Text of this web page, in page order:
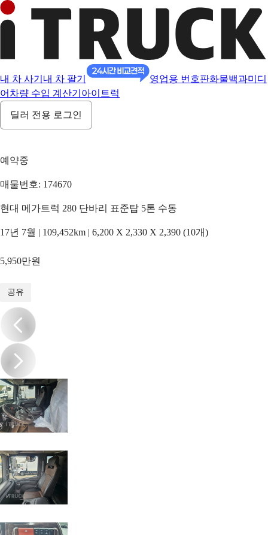
내 차 사기 내 차 팔기 영업용 번호판화물백과미디
어 차량 수입 계산기 아이트럭
딜러 전용 로그인
예약중
매물번호: 174670
현대 메가트럭 280 단바리 표준탑 5톤 수동
17년 7월 | 109,452km | 6,200 X 2,330 X 2,390 (10개)
5,950만원
공유
/20